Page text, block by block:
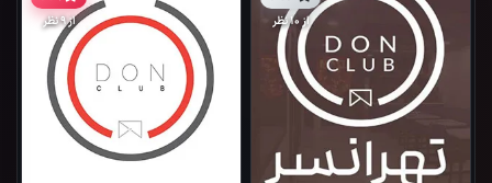
از 10 نظر از 9 نظر